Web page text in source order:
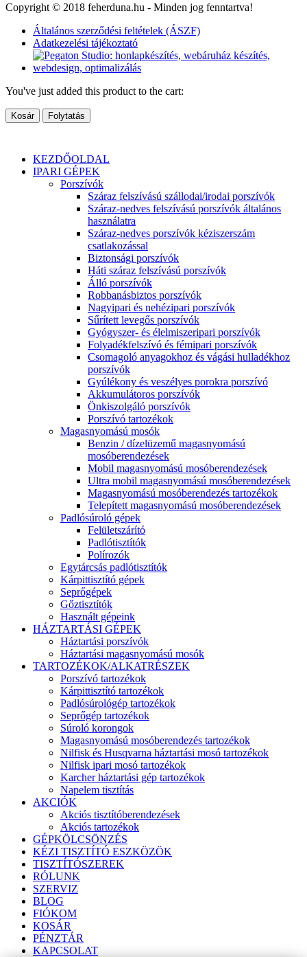
Copyright © 2018 feherduna.hu - Minden jog fenntartva!
Általános szerződési feltételek (ÁSZF)
Adatkezelési tájékoztató
You've just added this product to the cart:
Kosár Folytatás
KEZDŐOLDAL
IPARI GÉPEK
Porszívók
Száraz felszívású szállodai/irodai porszívók
Száraz-nedves felszívású porszívók általános
használatra
Száraz-nedves porszívók kéziszerszám
csatlakozással
Biztonsági porszívók
Háti száraz felszívású porszívók
Álló porszívók
Robbanásbiztos porszívók
Nagyipari és nehézipari porszívók
Sűrített levegős porszívók
Gyógyszer- és élelmiszeripari porszívók
Folyadékfelszívó és fémipari porszívók
Csomagoló anyagokhoz és vágási hulladékhoz
porszívók
Gyúlékony és veszélyes porokra porszívó
Akkumulátoros porszívók
Önkiszolgáló porszívók
Porszívó tartozékok
Magasnyomású mosók
Benzin / dízelüzemű magasnyomású
mosóberendezések
Mobil magasnyomású mosóberendezések
Ultra mobil magasnyomású mosóberendezések
Magasnyomású mosóberendezés tartozékok
Telepített magasnyomású mosóberendezések
Padlósúroló gépek
Felületszárító
Padlótisztítók
Polírozók
Egytárcsás padlótisztítók
Kárpittisztító gépek
Seprőgépek
Gőztisztítók
Használt gépeink
HÁZTARTÁSI GÉPEK
Háztartási porszívók
Háztartási magasnyomású mosók
TARTOZÉKOK/ALKATRÉSZEK
Porszívó tartozékok
Kárpittisztító tartozékok
Padlósúrológép tartozékok
Seprőgép tartozékok
Súroló korongok
Magasnyomású mosóberendezés tartozékok
Nilfisk és Husqvarna háztartási mosó tartozékok
Nilfisk ipari mosó tartozékok
Karcher háztartási gép tartozékok
Napelem tisztítás
AKCIÓK
Akciós tisztítóberendezések
Akciós tartozékok
GÉPKÖLCSÖNZÉS
KÉZI TISZTÍTÓ ESZKÖZÖK
TISZTÍTÓSZEREK
RÓLUNK
SZERVIZ
BLOG
FIÓKOM
KOSÁR
PÉNZTÁR
KAPCSOLAT